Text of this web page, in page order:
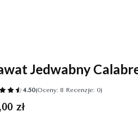
Jedwabny
4.50(Oceny: 8 Recenzje: 0)
zł